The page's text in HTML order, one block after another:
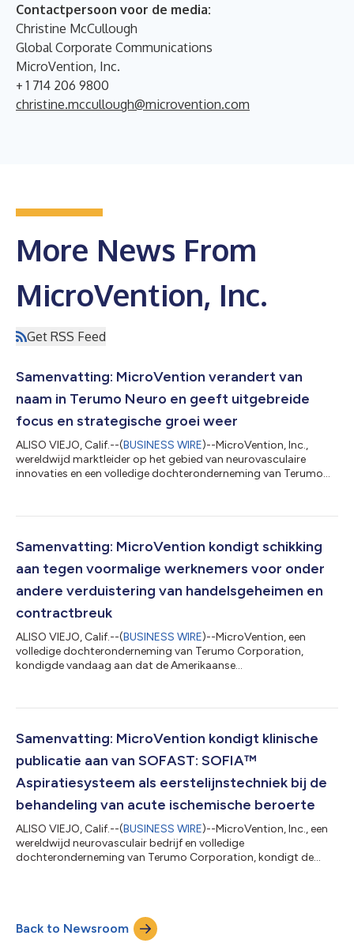
Contactpersoon voor de media:
Christine McCullough
Global Corporate Communications
MicroVention, Inc.
+ 1 714 206 9800
christine.mccullough@microvention.com
More News From
MicroVention, Inc.
Get RSS Feed
Samenvatting: MicroVention verandert van
naam in Terumo Neuro en geeft uitgebreide
focus en strategische groei weer
ALISO VIEJO, Calif.--(BUSINESS WIRE)--MicroVention, Inc.,
wereldwijd marktleider op het gebied van neurovasculaire
innovaties en een volledige dochteronderneming van Terumo
Neuro. Deze naamsverandering betekent een nieuw hoofdstuk
inzetten voor het creëren en commercialiseren van
baanbrekende innovaties in de neu...
Samenvatting: MicroVention kondigt schikking
aan tegen voormalige werknemers voor onder
andere verduistering van handelsgeheimen en
contractbreuk
ALISO VIEJO, Calif.--(BUSINESS WIRE)--MicroVention, een
volledige dochteronderneming van Terumo Corporation,
kondigde vandaag aan dat de Amerikaanse
verbiedt het de gedaagden David Ferrera, Nguyen ("Jake") Le en
("gedaagden"), permanent om handelsgeheime informatie of
vertrouwelijke informatie van MicroVention te gebruiken, o...
Samenvatting: MicroVention kondigt klinische
publicatie aan van SOFAST: SOFIA™
Aspiratiesysteem als eerstelijnstechniek bij de
behandeling van acute ischemische beroerte
ALISO VIEJO, Calif.--(BUSINESS WIRE)--MicroVention, Inc., een
wereldwijd neurovasculair bedrijf en volledige
dochteronderneming van Terumo Corporation, kondigt de
Plus Aspiration Catheter for endovascular stroke
thrombectomy [SOFIA™ afzuigsysteem als eerstelijnstechniek
Back to Newsroom